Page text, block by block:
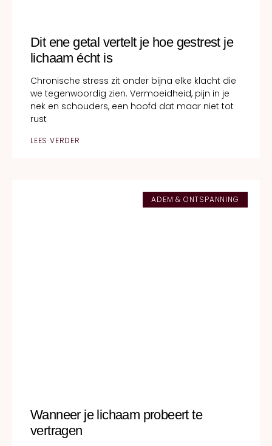
Dit ene getal vertelt je hoe gestrest je
lichaam écht is
Chronische stress zit onder bijna elke klacht die
we tegenwoordig zien. Vermoeidheid, pijn in je
nek en schouders, een hoofd dat maar niet tot
rust
LEES VERDER
ADEM & ONTSPANNING
Wanneer je lichaam probeert te
vertragen